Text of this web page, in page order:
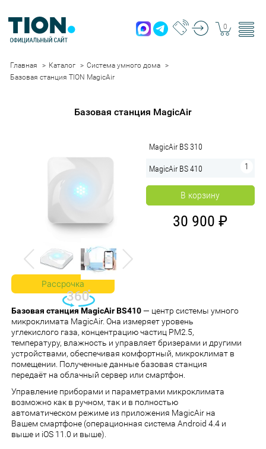
0
Главная Каталог
Система умного дома
Базовая станция TION MagicAir
Базовая станция MagicAir
Previous Next
Рассрочка
Базовая станция MagicAir BS410— центр системы умного
микроклимата MagicAir. Она измеряет уровень
углекислого газа, концентрацию частиц PM2.5,
температуру, влажность и управляет бризерами и другими
устройствами, обеспечивая комфортный, микроклимат в
помещении. Полученные данные базовая станция
передаёт на облачный сервер или смартфон.
Управление приборами и параметрами микроклимата
возможно как в ручном, так и в полностью
автоматическом режиме из приложения MagicAir на
Вашем смартфоне (операционная система Android 4.4 и
выше и iOS 11.0 и выше).
MagicAir BS 310
MagicAir BS 410
В корзину
30 900